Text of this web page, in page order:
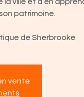
patrimoine.
de Sherbrooke
vente